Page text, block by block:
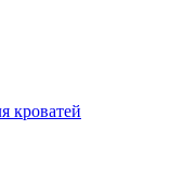
кроватей